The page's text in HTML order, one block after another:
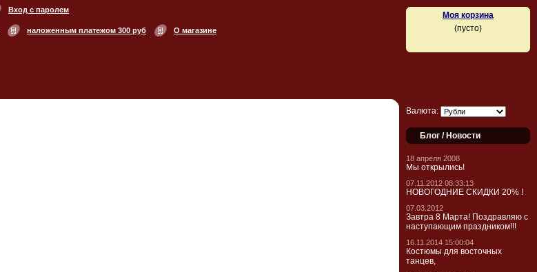
Вход с паролем
наложенным платежом 300 руб
О магазине
Моя корзина
(пусто)
Валюта:
Блог / Новости
18 апреля 2008
Мы открылись!
07.11.2012 08:33:13
НОВОГОДНИЕ СКИДКИ 20% !
07.03.2012
Завтра 8 Марта! Поздравляю с
наступающим праздником!!!
16.11.2014 15:00:04
Костюмы для восточных
танцев,